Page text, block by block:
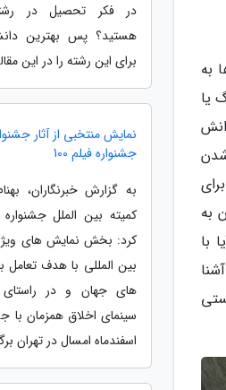
خواهید کرد. 10 تای آن ها به
یا
شدن
به
با
را در مجله خبرنگاران با بهترین دانشگاه های پزشکی دنیا در سال 2019 آشنا
در فکر تحصیل در
هستید؟ پس بهترین
برای این رشته را در این
نمایش منتخبی از آثار
جشنواره فیلم 100
به گزارش خبرنگاران،
کرد: بخش نمایش های
بین المللی با هدف تعامل
های جهان و در
اسفندماه امسال در تهران